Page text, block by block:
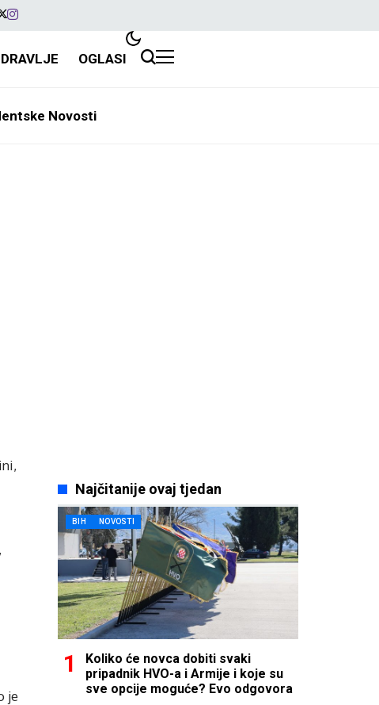
OGLASI
Novosti
je
Najčitanije ovaj tjedan
BIH NOVOSTI
Koliko će novca dobiti svaki
pripadnik HVO-a i Armije i koje su
sve opcije moguće? Evo odgovora